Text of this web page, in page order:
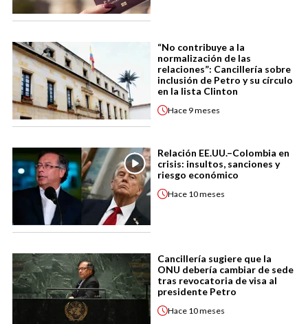
“No contribuye a la
normalización de las
relaciones”: Cancillería sobre
inclusión de Petro y su círculo
en la lista Clinton
Hace 9 meses
Relación EE.UU.–Colombia en
crisis: insultos, sanciones y
riesgo económico
Hace 10 meses
Cancillería sugiere que la
ONU debería cambiar de sede
tras revocatoria de visa al
presidente Petro
Hace 10 meses